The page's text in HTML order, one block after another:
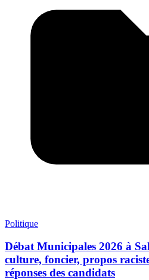
Politique
Débat Municipales 2026 à
culture, foncier, propos
réponses des candidats